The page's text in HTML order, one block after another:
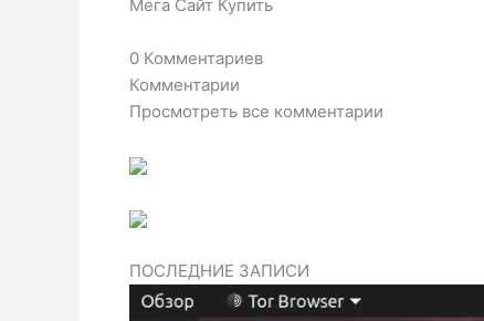
Мега Сайт Купить
0 Комментариев
Комментарии
Просмотреть все комментарии
ПОСЛЕДНИЕ ЗАПИСИ